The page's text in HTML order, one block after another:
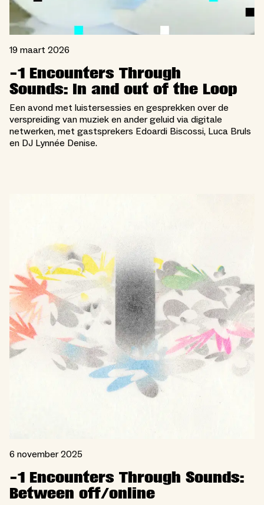
19 maart 2026
-1 Encounters Through
Sounds: In and out of the Loop
Een avond met luistersessies en gesprekken over de
verspreiding van muziek en ander geluid via digitale
netwerken, met gastsprekers Edoardi Biscossi, Luca Bruls
en DJ Lynnée Denise.
6 november 2025
-1 Encounters Through Sounds:
Between off/online